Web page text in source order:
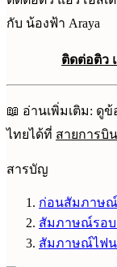
กับ น้องฟ้า Araya
ติดต่อติว
📖 อ่านเพิ่มเติม: ดู
ไทยได้ที่ สายการบิ
สารบัญ
ก่อนสัมภาษ
สัมภาษณ์รอบ
สัมภาษณ์ไฟ